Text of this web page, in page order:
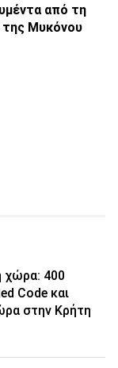
από τη
Μυκόνου
χώρα: 400
Code και
στην Κρήτη